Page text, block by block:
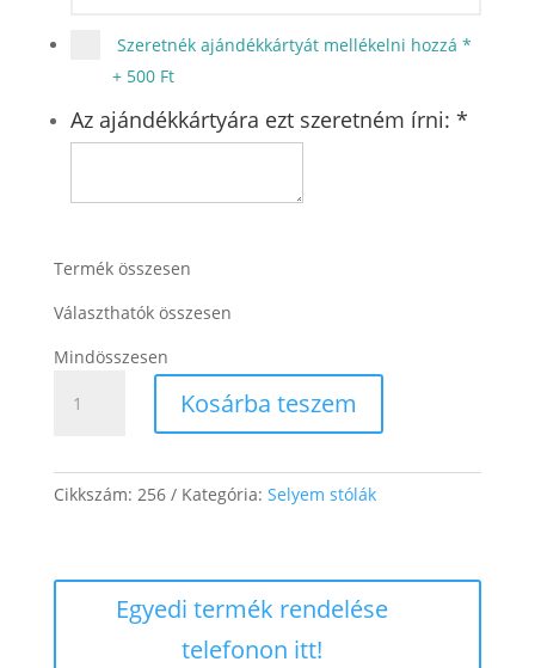
Szeretnék ajándékkártyát mellékelni hozzá *
+ 500 Ft
Az ajándékkártyára ezt szeretném írni: *
Termék összesen
Választhatók összesen
Mindösszesen
mennyiség
Kosárba teszem
Cikkszám: 256 Kategória: Selyem stólák
Egyedi termék rendelése
telefonon itt!